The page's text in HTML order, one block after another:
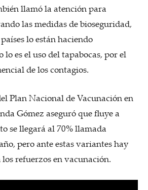
llamó la atención para
las medidas de bioseguridad,
lo están haciendo
lo es el uso del tapabocas, por el
de los contagios.
Plan Nacional de Vacunación en
Gómez aseguró que fluye a
se llegará al 70% llamada
pero ante estas variantes hay
refuerzos en vacunación.